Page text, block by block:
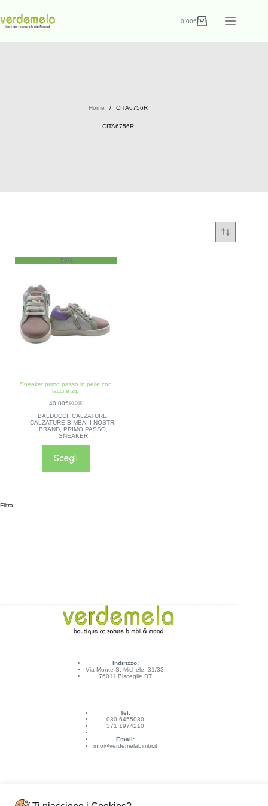
0,00€
Home / CITA6756R
CITA6756R
-50%
Sneaker primo passo in pelle con
lacci e zip
80,00€
40,00€
BALDUCCI
CALZATURE
CALZATURE BIMBA
I NOSTRI
BRAND, PRIMO PASSO,
SNEAKER
Scegli
Filtra
Indirizzo:
Via Monte S. Michele, 31/33,
76011 Bisceglie BT
Tel:
080 6455080
371 1974210
Email:
info@verdemelabimbi.it